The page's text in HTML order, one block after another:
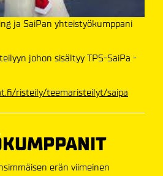
ja SaiPan yhteistyökumppani
johon sisältyy TPS-SaiPa -
risteily/teemaristeilyt/saipa
erän viimeinen